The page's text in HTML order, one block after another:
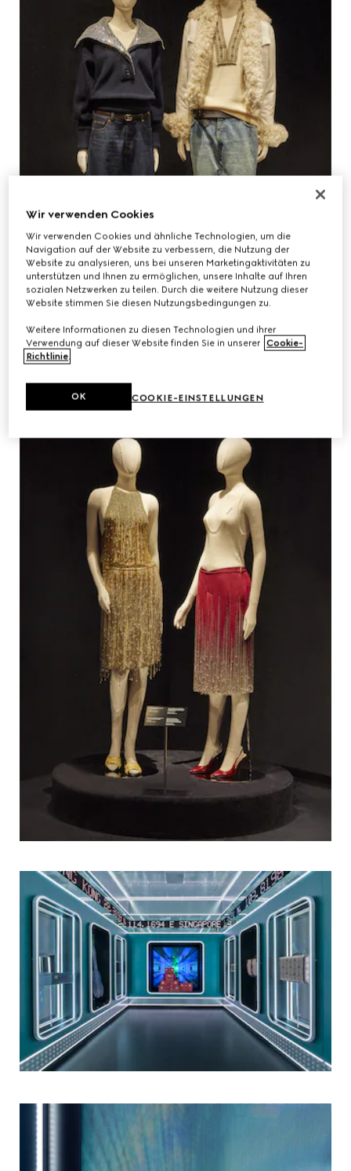
Wir verwenden Cookies
Wir verwenden Cookies und ähnliche Technologien, um die
Navigation auf der Website zu verbessern, die Nutzung der
Website zu analysieren, uns bei unseren Marketingaktivitäten zu
unterstützen und Ihnen zu ermöglichen, unsere Inhalte auf Ihren
sozialen Netzwerken zu teilen. Durch die weitere Nutzung dieser
Website stimmen Sie diesen Nutzungsbedingungen zu.
Weitere Informationen zu diesen Technologien und ihrer
Verwendung auf dieser Website finden Sie in unserer Cookie-
Richtlinie.
COOKIE-EINSTELLUNGEN
OK